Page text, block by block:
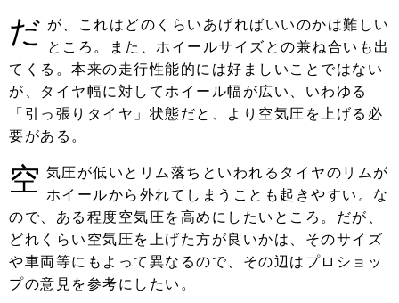
だ が、これはどのくらいあげればいいのかは難しい
ところ。また、ホイールサイズとの兼ね合いも出
てくる。本来の走行性能的には好ましいことではない
が、タイヤ幅に対してホイール幅が広い、いわゆる
「引っ張りタイヤ」状態だと、より空気圧を上げる必
要がある。
空 気圧が低いとリム落ちといわれるタイヤのリムが
ホイールから外れてしまうことも起きやすい。な
ので、ある程度空気圧を高めにしたいところ。だが、
どれくらい空気圧を上げた方が良いかは、そのサイズ
や車両等にもよって異なるので、その辺はプロショッ
プの意見を参考にしたい。